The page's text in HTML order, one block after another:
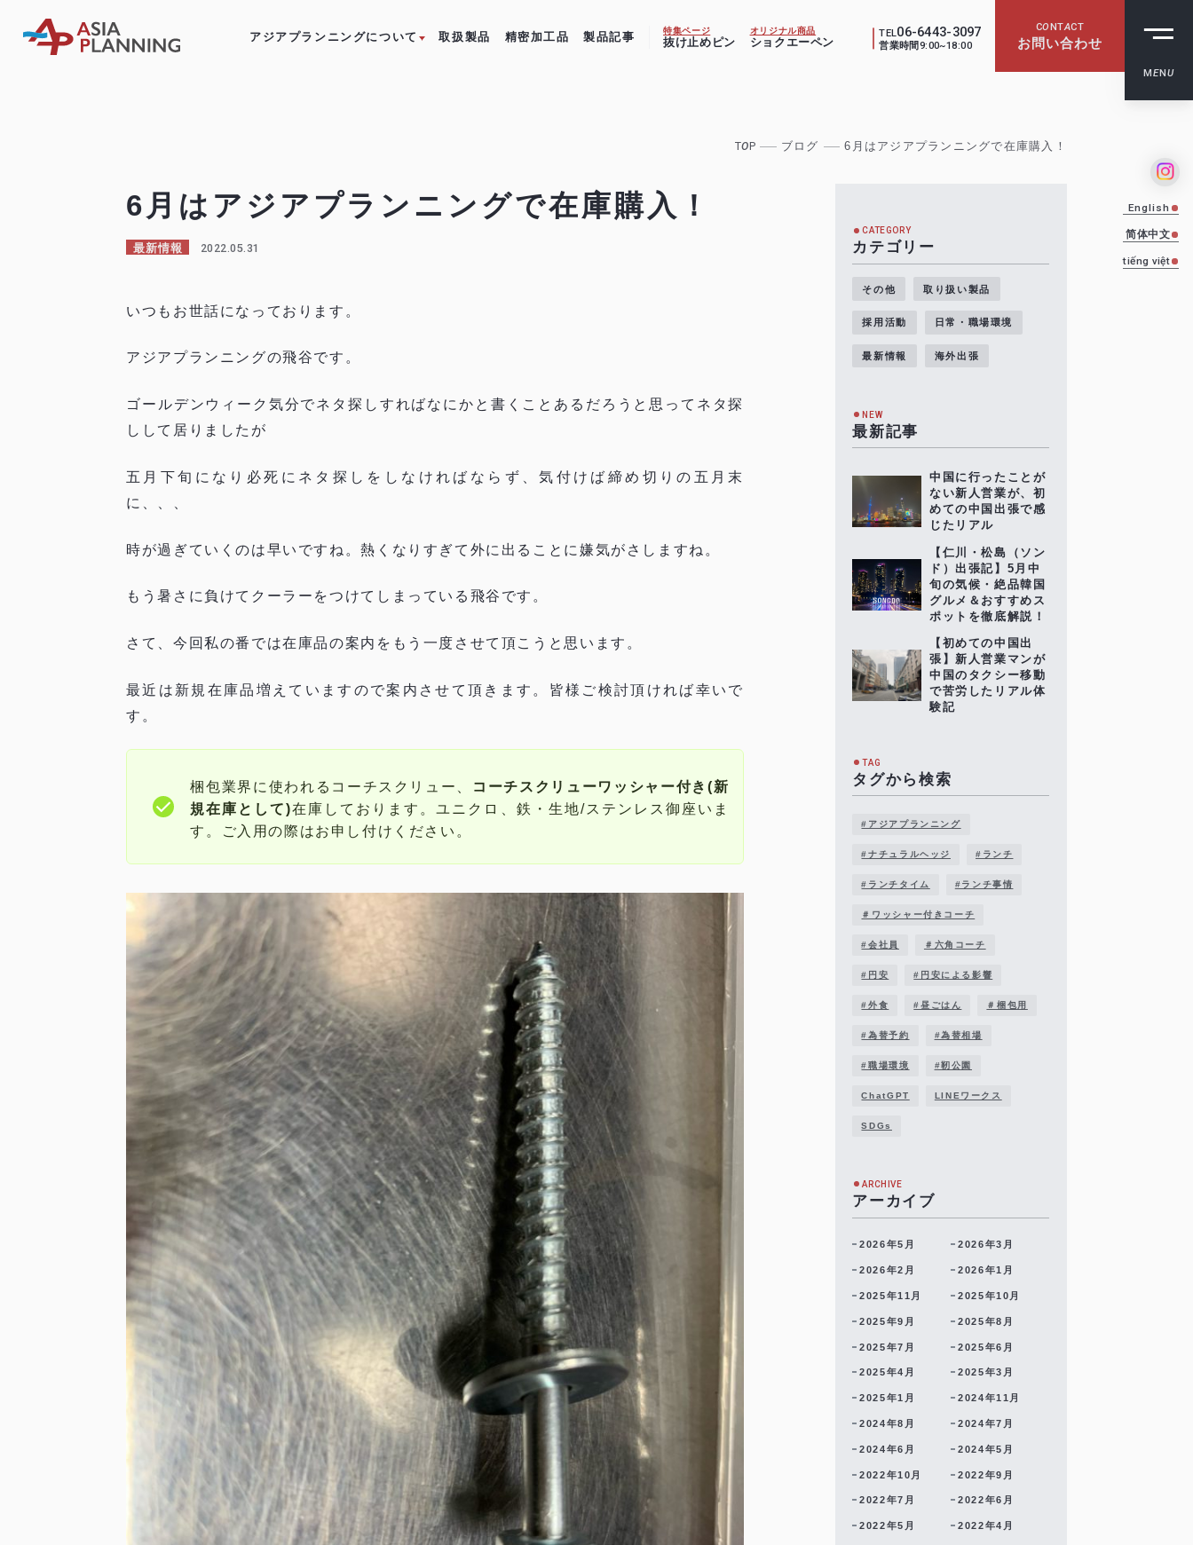
アジアプランニングについて 取扱製品 精密加工品 製品記事 特集ページ
抜け止めピン
オリジナル商品
ショクエーペン
TEL06-6443-3097
営業時間9:00~18:00
CONTACT
お問い合わせ
MENU
English
简体中文
tiếng việt
TOP ブログ 6月はアジアプランニングで在庫購入！
6月はアジアプランニングで在庫購入！
最新情報 2022.05.31
いつもお世話になっております。
アジアプランニングの飛谷です。
ゴールデンウィーク気分でネタ探しすればなにかと書くことあるだろうと思ってネタ探
しして居りましたが
五月下旬になり必死にネタ探しをしなければならず、気付けば締め切りの五月末
に、、、
時が過ぎていくのは早いですね。熱くなりすぎて外に出ることに嫌気がさしますね。
もう暑さに負けてクーラーをつけてしまっている飛谷です。
さて、今回私の番では在庫品の案内をもう一度させて頂こうと思います。
最近は新規在庫品増えていますので案内させて頂きます。皆様ご検討頂ければ幸いで
す。
梱包業界に使われるコーチスクリュー、
コーチスクリューワッシャー付き(新
規在庫として)在庫しております。ユニクロ、鉄・生地/ステンレス御座いま
す。ご入用の際はお申し付けください。
CATEGORY
カテゴリー
その他 取り扱い製品
採用活動 日常・職場環境
最新情報 海外出張
NEW
最新記事
中国に行ったことが
ない新人営業が、初
めての中国出張で感
じたリアル
【仁川・松島（ソン
ド）出張記】5月中
旬の気候・絶品韓国
グルメ＆おすすめス
ポットを徹底解説！
【初めての中国出
張】新人営業マンが
中国のタクシー移動
で苦労したリアル体
験記
TAG
タグから検索
#アジアプランニング
#ナチュラルヘッジ #ランチ
#ランチタイム #ランチ事情
＃ワッシャー付きコーチ
#会社員 ＃六角コーチ
#円安 #円安による影響
#外食 #昼ごはん ＃梱包用
#為替予約 #為替相場
#職場環境 #靭公園
ChatGPT LINEワークス
SDGs
ARCHIVE
アーカイブ
2026年5月 2026年3月
2026年2月 2026年1月
2025年11月 2025年10月
2025年9月 2025年8月
2025年7月 2025年6月
2025年4月 2025年3月
2025年1月 2024年11月
2024年8月 2024年7月
2024年6月 2024年5月
2022年10月 2022年9月
2022年7月 2022年6月
2022年5月 2022年4月